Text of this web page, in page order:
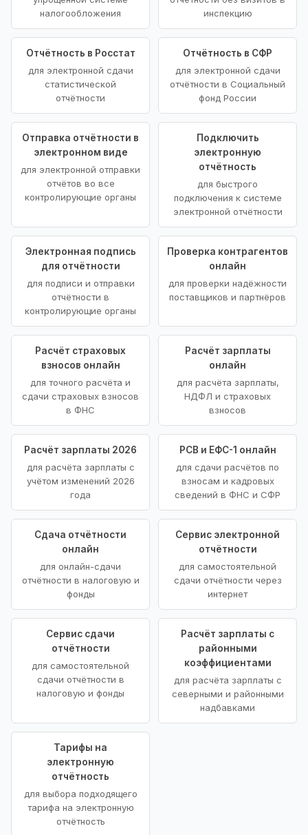
налогообложения
инспекцию
Отчётность в Росстат
для электронной сдачи
статистической
отчётности
Отчётность в СФР
для электронной сдачи
отчётности в Социальный
фонд России
Отправка отчётности в
электронном виде
для электронной отправки
отчётов во все
контролирующие органы
Подключить
электронную
отчётность
для быстрого
подключения к системе
электронной отчётности
Электронная подпись
для отчётности
для подписи и отправки
отчётности в
контролирующие органы
Проверка контрагентов
онлайн
для проверки надёжности
поставщиков и партнёров
Расчёт страховых
взносов онлайн
для точного расчёта и
сдачи страховых взносов
в ФНС
Расчёт зарплаты
онлайн
для расчёта зарплаты,
НДФЛ и страховых
взносов
Расчёт зарплаты 2026
для расчёта зарплаты с
учётом изменений 2026
года
РСВ и ЕФС-1 онлайн
для сдачи расчётов по
взносам и кадровых
сведений в ФНС и СФР
Сдача отчётности
онлайн
для онлайн-сдачи
отчётности в налоговую и
фонды
Сервис электронной
отчётности
для самостоятельной
сдачи отчётности через
интернет
Сервис сдачи
отчётности
для самостоятельной
сдачи отчётности в
налоговую и фонды
Расчёт зарплаты с
районными
коэффициентами
для расчёта зарплаты с
северными и районными
надбавками
Тарифы на
электронную
отчётность
для выбора подходящего
тарифа на электронную
отчётность